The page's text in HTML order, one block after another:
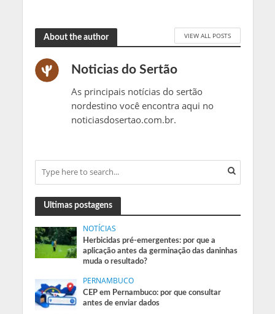
About the author VIEW ALL POSTS
Noticias do Sertão
As principais notícias do sertão
nordestino você encontra aqui no
noticiasdosertao.com.br.
Ultimas postagens
NOTÍCIAS
Herbicidas pré-emergentes: por que a
aplicação antes da germinação das daninhas
muda o resultado?
PERNAMBUCO
CEP em Pernambuco: por que consultar
antes de enviar dados